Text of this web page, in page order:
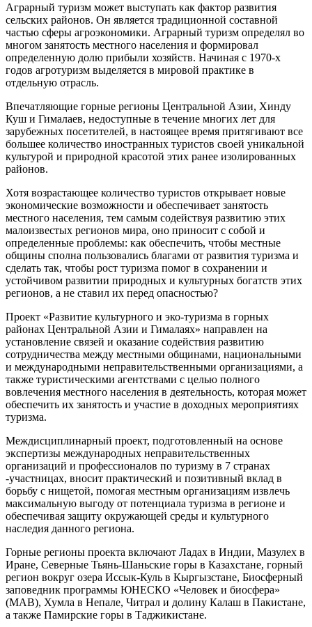
Аграрный туризм может выступать как фактор развития
сельских районов. Он является традиционной составной
частью сферы агроэкономики. Аграрный туризм определял во
многом занятость местного населения и формировал
определенную долю прибыли хозяйств. Начиная с 1970-х
годов агротуризм выделяется в мировой практике в
отдельную отрасль.
Впечатляющие горные регионы Центральной Азии, Хинду
Куш и Гималаев, недоступные в течение многих лет для
зарубежных посетителей, в настоящее время притягивают все
большее количество иностранных туристов своей уникальной
культурой и природной красотой этих ранее изолированных
районов.
Хотя возрастающее количество туристов открывает новые
экономические возможности и обеспечивает занятость
местного населения, тем самым содействуя развитию этих
малоизвестых регионов мира, оно приносит с собой и
определенные проблемы: как обеспечить, чтобы местные
общины сполна пользовались благами от развития туризма и
сделать так, чтобы рост туризма помог в сохранении и
устойчивом развитии природных и культурных богатств этих
регионов, а не ставил их перед опасностью?
Проект «Развитие культурного и эко-туризма в горных
районах Центральной Азии и Гималаях» направлен на
установление связей и оказание содействия развитию
сотрудничества между местными общинами, национальными
и международными неправительственными организациями, а
также туристическими агентствами с целью полного
вовлечения местного населения в деятельность, которая может
обеспечить их занятость и участие в доходных мероприятиях
туризма.
Междисциплинарный проект, подготовленный на основе
экспертизы международных неправительственных
организаций и профессионалов по туризму в 7 странах
-участницах, вносит практический и позитивный вклад в
борьбу с нищетой, помогая местным организациям извлечь
максимальную выгоду от потенциала туризма в регионе и
обеспечивая защиту окружающей среды и культурного
наследия данного региона.
Горные регионы проекта включают Ладах в Индии, Мазулех в
Иране, Северные Тьянь-Шаньские горы в Казахстане, горный
регион вокруг озера Иссык-Куль в Кыргызстане, Биосферный
заповедник программы ЮНЕСКО «Человек и биосфера»
(МАВ), Хумла в Непале, Читрал и долину Калаш в Пакистане,
а также Памирские горы в Таджикистане.